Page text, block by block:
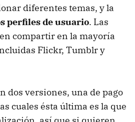
diferentes temas, y la
perfiles de usuario. Las
compartir en la mayoría
Flickr, Tumblr y
dos versiones, una de pago
cuales ésta última es la que